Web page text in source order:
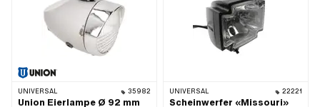
UNIVERSAL 35982
Union Eierlampe Ø 92 mm
UNIVERSAL 22221
Scheinwerfer «Missouri»